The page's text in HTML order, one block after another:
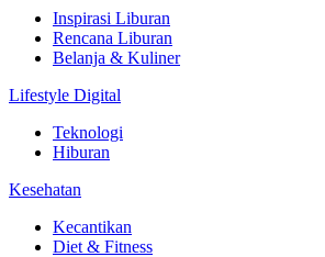
Inspirasi Liburan
Rencana Liburan
Belanja & Kuliner
Lifestyle Digital
Teknologi
Hiburan
Kesehatan
Kecantikan
Diet & Fitness